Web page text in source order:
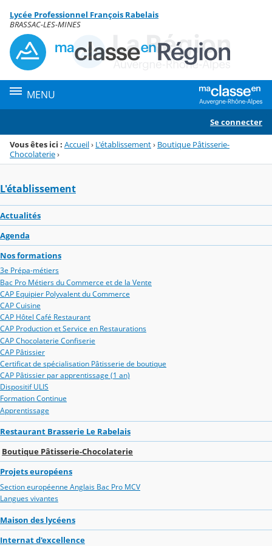
Menu de la rubrique
Contenu
Lycée Professionnel François Rabelais
BRASSAC-LES-MINES
MENU
Se connecter
Vous êtes ici : Accueil› L'établissement› Boutique Pâtisserie-
Chocolaterie›
L'établissement
Actualités
Agenda
Nos formations
3e Prépa-métiers
Bac Pro Métiers du Commerce et de la Vente
CAP Equipier Polyvalent du Commerce
CAP Cuisine
CAP Hôtel Café Restaurant
CAP Production et Service en Restaurations
CAP Chocolaterie Confiserie
CAP Pâtissier
Certificat de spécialisation Pâtisserie de boutique
CAP Pâtissier par apprentissage (1 an)
Dispositif ULIS
Formation Continue
Apprentissage
Restaurant Brasserie Le Rabelais
Boutique Pâtisserie-Chocolaterie
Projets européens
Section européenne Anglais Bac Pro MCV
Langues vivantes
Maison des lycéens
Internat d'excellence